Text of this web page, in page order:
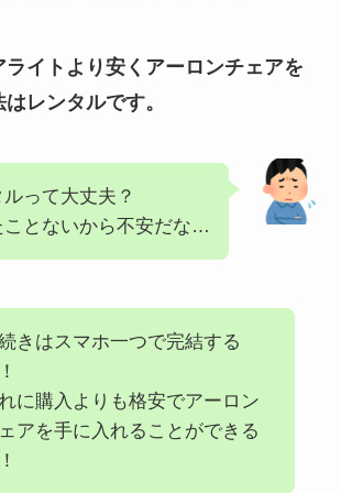
ライトより安くアーロンチェアを
レンタルです。
ルって大丈夫？
ことないから不安だな…
きはスマホ一つで完結する
に購入よりも格安でアーロン
アを手に入れることができる